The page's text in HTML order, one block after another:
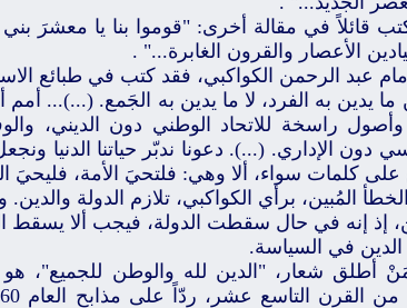
قائلاً في مقالة أخرى: "قوموا بنا يا معشرَ
الأعصار والقرون الغابرة..." .
عبد الرحمن الكواكبي، فقد كتب في طبائع
ما يدين به الفرد، لا ما يدين به الجَمع. (...)... أمم
راسخة للاتحاد الوطني دون الديني،
دون الإداري. (...). دعونا ندبّر حياتنا الدنيا
على كلمات سواء، ألا وهي: فلتحيَ الأمة، فليحيَ
المُبين، برأي الكواكبي، تلازم الدولة
إذ إنه في حال سقطت الدولة، فيجب ألا يسقط
الدين في السياسة.
أطلق شعار، "الدين لله والوطن للجميع"،